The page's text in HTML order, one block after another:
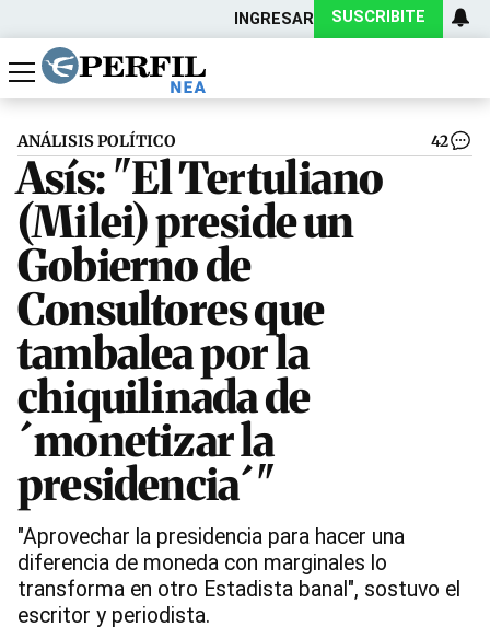
INGRESAR SUSCRIBITE
Política
Economía
Actualidad
ANÁLISIS POLÍTICO 42
Asís: "El Tertuliano
(Milei) preside un
Gobierno de
Consultores que
tambalea por la
chiquilinada de
´monetizar la
presidencia´"
"Aprovechar la presidencia para hacer una
diferencia de moneda con marginales lo
transforma en otro Estadista banal", sostuvo el
escritor y periodista.